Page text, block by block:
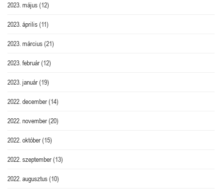
2023. május(12)
2023. április(11)
2023. március(21)
2023. február(12)
2023. január(19)
2022. december(14)
2022. november(20)
2022. október(15)
2022. szeptember(13)
2022. augusztus(10)